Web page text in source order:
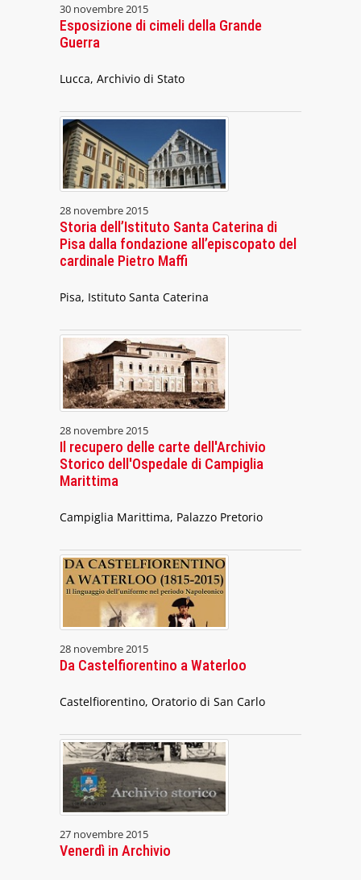
30 novembre 2015
Esposizione di cimeli della Grande
Guerra
Lucca, Archivio di Stato
28 novembre 2015
Storia dell’Istituto Santa Caterina di
Pisa dalla fondazione all’episcopato del
cardinale Pietro Maffi
Pisa, Istituto Santa Caterina
28 novembre 2015
Il recupero delle carte dell'Archivio
Storico dell'Ospedale di Campiglia
Marittima
Campiglia Marittima, Palazzo Pretorio
28 novembre 2015
Da Castelfiorentino a Waterloo
Castelfiorentino, Oratorio di San Carlo
27 novembre 2015
Venerdì in Archivio